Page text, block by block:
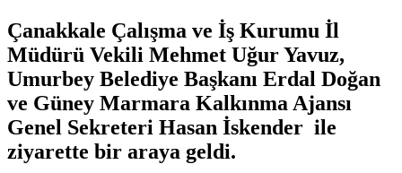
Çanakkale Çalışma ve İş Kurumu İl
Müdürü Vekili Mehmet Uğur Yavuz,
Umurbey Belediye Başkanı Erdal Doğan
ve Güney Marmara Kalkınma Ajansı
Genel Sekreteri Hasan İskender ile
ziyarette bir araya geldi.